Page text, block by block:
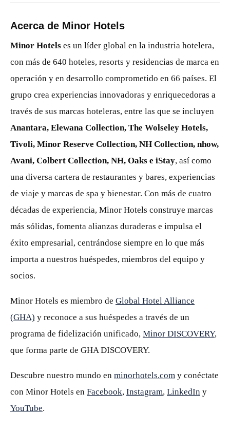
Acerca de Minor Hotels
Minor Hotels es un líder global en la industria hotelera,
con más de 640 hoteles, resorts y residencias de marca en
operación y en desarrollo comprometido en 66 países. El
grupo crea experiencias innovadoras y enriquecedoras a
través de sus marcas hoteleras, entre las que se incluyen
Anantara, Elewana Collection, The Wolseley Hotels,
Tivoli, Minor Reserve Collection, NH Collection, nhow,
Avani, Colbert Collection, NH, Oaks e iStay, así como
una diversa cartera de restaurantes y bares, experiencias
de viaje y marcas de spa y bienestar. Con más de cuatro
décadas de experiencia, Minor Hotels construye marcas
más sólidas, fomenta alianzas duraderas e impulsa el
éxito empresarial, centrándose siempre en lo que más
importa a nuestros huéspedes, miembros del equipo y
socios.
Minor Hotels es miembro de Global Hotel Alliance
(GHA) y reconoce a sus huéspedes a través de un
programa de fidelización unificado, Minor DISCOVERY,
que forma parte de GHA DISCOVERY.
Descubre nuestro mundo en minorhotels.com y conéctate
con Minor Hotels en Facebook, Instagram, LinkedIn y
YouTube.